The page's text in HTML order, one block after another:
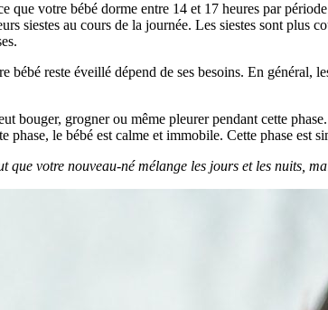
que votre bébé dorme entre 14 et 17 heures par
siestes au cours de la journée. Les siestes sont plus
bébé reste éveillé dépend de ses besoins. En général,
bouger, grogner ou même pleurer pendant cette
phase, le bébé est calme et immobile. Cette phase est
que votre nouveau-né mélange les jours et les nuits,